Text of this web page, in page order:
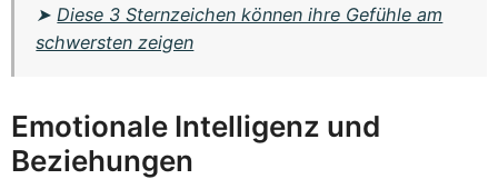
➤Diese 3 Sternzeichen können ihre Gefühle am
schwersten zeigen
Emotionale Intelligenz und
Beziehungen